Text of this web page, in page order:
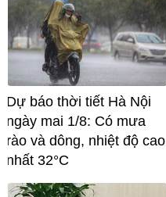
Dự báo thời tiết Hà Nội
ngày mai 1/8: Có mưa
rào và dông, nhiệt độ cao
nhất 32°C